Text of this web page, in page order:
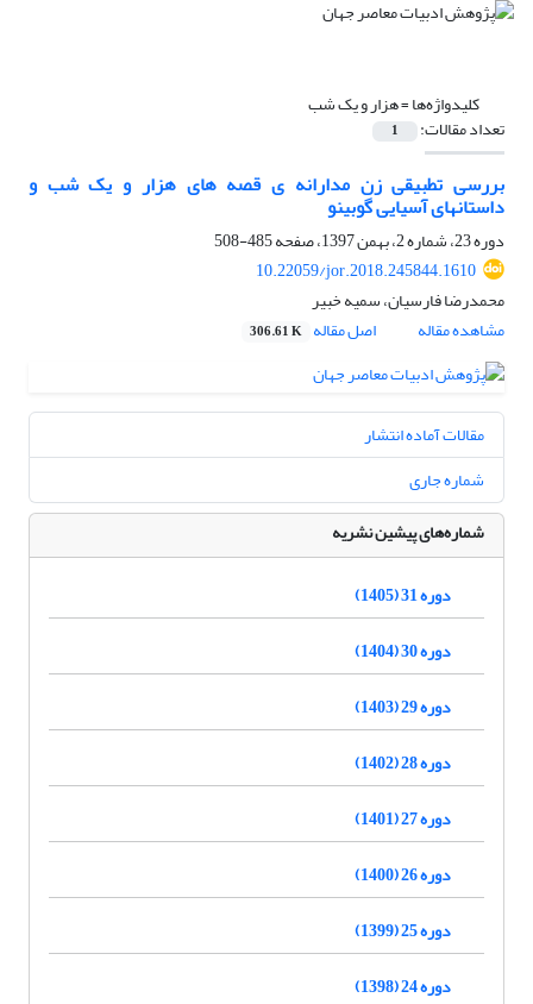
کلیدواژه‌ها =هزار و یک شب
تعداد مقالات: 1
بررسی تطبیقی زن مدارانه ی قصه های هزار و یک شب و
داستانهای آسیایی گوبینو
دوره 23، شماره 2، بهمن 1397، صفحه
485-508
10.22059/jor.2018.245844.1610
محمدرضا فارسیان، سمیه خبیر
مشاهده مقاله
اصل مقاله 306.61 K
مقالات آماده انتشار
شماره جاری
شماره‌های پیشین نشریه
دوره 31 (1405)
دوره 30 (1404)
دوره 29 (1403)
دوره 28 (1402)
دوره 27 (1401)
دوره 26 (1400)
دوره 25 (1399)
دوره 24 (1398)